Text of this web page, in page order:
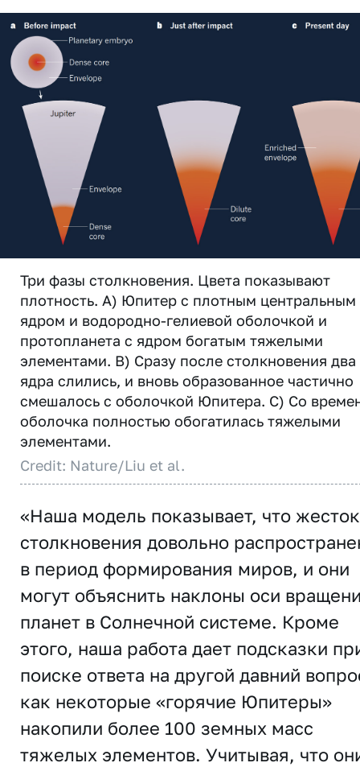
Три фазы столкновения. Цвета показывают
плотность. А) Юпитер с плотным центральным
ядром и водородно-гелиевой оболочкой и
протопланета с ядром богатым тяжелыми
элементами. B) Cразу после столкновения два
ядра слились, и вновь образованное частично
смешалось с оболочкой Юпитера. С) Со
оболочка полностью обогатилась тяжелыми
элементами.
Credit: Nature/Liu et al.
«Наша модель показывает, что
столкновения довольно
в период формирования миров, и они
могут объяснить наклоны оси
планет в Солнечной системе. Кроме
этого, наша работа дает подсказки
поиске ответа на другой давний
как некоторые «горячие Юпитеры»
накопили более 100 земных масс
тяжелых элементов. Учитывая, что